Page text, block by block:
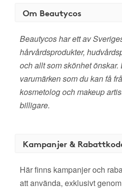
Om Beautycos
Beautycos har ett av
hårvårdsprodukter,
och allt som skönhet
varumärken som du kan få
kosmetolog och makeup
billigare.
Kampanjer &
Här finns kampanjer och
att använda, exklusivt